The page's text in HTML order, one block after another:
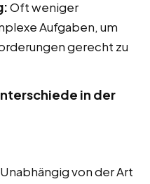
Oft weniger
Aufgaben, um
gerecht zu
in der
Unabhängig von der Art